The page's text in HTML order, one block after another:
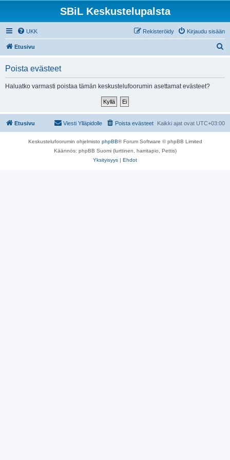
SBiL Keskustelupalsta
UKK Kirjaudu sisään
Rekisteröidy
Etusivu
Poista evästeet
Haluatko varmasti poistaa tämän keskustelufoorumin asettamat evästeet?
Etusivu Kaikki ajat ovat UTC+03:00
Poista evästeet
Viesti Ylläpidolle
Keskustelufoorumin ohjelmisto phpBB® Forum Software © phpBB Limited
Käännös: phpBB Suomi (lurttinen, harritapio, Pettis)
Yksityisyys | Ehdot